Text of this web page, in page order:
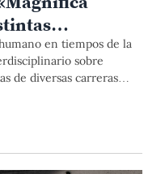
en tiempos de la
sobre
de diversas carreras
la primera encíclica